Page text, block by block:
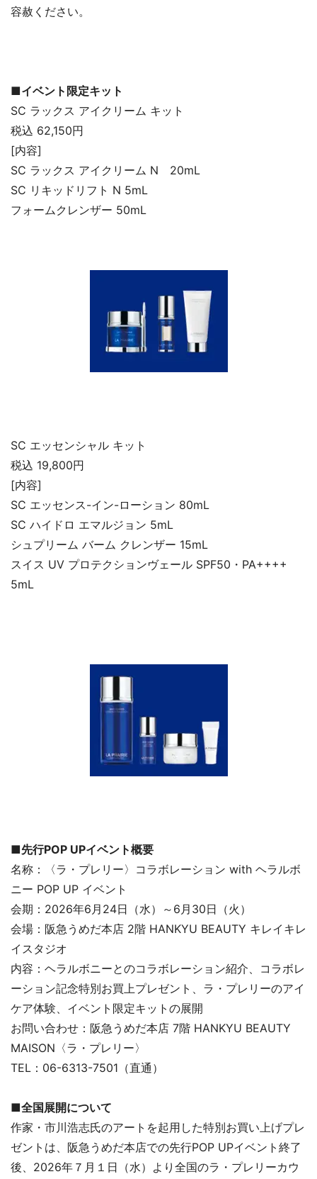
容赦ください。
■イベント限定キット
SC ラックス アイクリーム キット
税込 62,150円
[内容]
SC ラックス アイクリーム N 20mL
SC リキッドリフト N 5mL
フォームクレンザー 50mL
SC エッセンシャル キット
税込 19,800円
[内容]
SC エッセンス-イン-ローション 80mL
SC ハイドロ エマルジョン 5mL
シュプリーム バーム クレンザー 15mL
スイス UV プロテクションヴェール SPF50・PA++++
5mL
■先行POP UPイベント概要
名称：〈ラ・プレリー〉コラボレーション with ヘラルボ
ニー POP UP イベント
会期：2026年6月24日（水）～6月30日（火）
会場：阪急うめだ本店 2階 HANKYU BEAUTY キレイキレ
イスタジオ
内容：ヘラルボニーとのコラボレーション紹介、コラボレ
ーション記念特別お買上プレゼント、ラ・プレリーのアイ
ケア体験、イベント限定キットの展開
お問い合わせ：阪急うめだ本店 7階 HANKYU BEAUTY
MAISON〈ラ・プレリー〉
TEL：06-6313-7501（直通）
■全国展開について
作家・市川浩志氏のアートを起用した特別お買い上げプレ
ゼントは、阪急うめだ本店での先行POP UPイベント終了
後、2026年７月１日（水）より全国のラ・プレリーカウ